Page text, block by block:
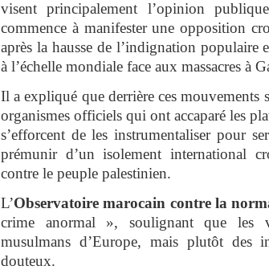
visent principalement l’opinion
commence à manifester une opposition
après la hausse de l’indignation populaire
à l’échelle mondiale face aux massacres à
Il a expliqué que derrière ces mouvements
organismes officiels qui ont accaparé les
s’efforcent de les instrumentaliser pour
prémunir d’un isolement international
contre le peuple palestinien.
L’Observatoire marocain contre la
crime anormal », soulignant que les
musulmans d’Europe, mais plutôt des
douteux.